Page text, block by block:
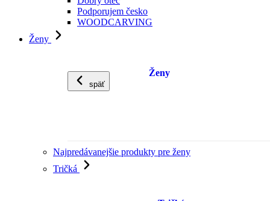
Podporujem česko
WOODCARVING
Ženy
späť
Ženy
Najpredávanejšie produkty pre ženy
Tričká